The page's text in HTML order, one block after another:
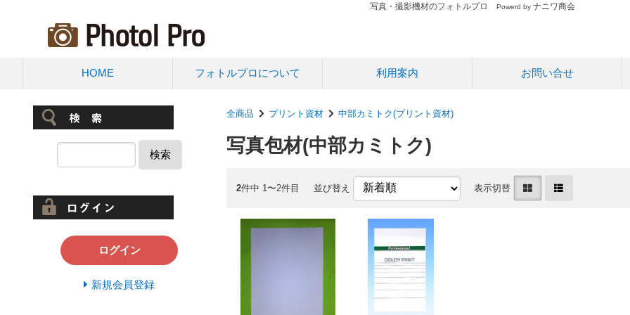
写真・撮影機材のフォトルプロ Powerd by ナニワ商会
HOME フォトルプロについて 利用案内 お問い合せ
全商品 プリント資材 中部カミトク(プリント資材)
写真包材(中部カミトク)
2件中 1〜2件目 並び替え 表示切替
検索
ログイン
新規会員登録